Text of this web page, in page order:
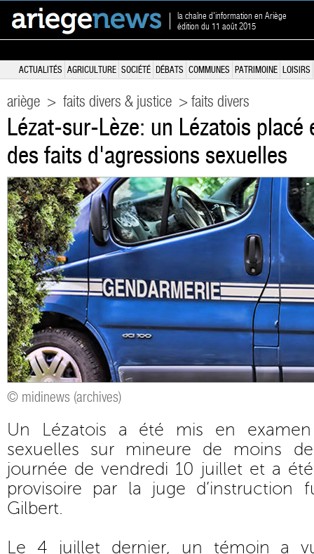
la chaîne d'information en Ariège
édition du 11 août 2015
ACTUALITÉS AGRICULTURE SOCIÉTÉ DÉBATS COMMUNES PATRIMOINE LOISIRS
ariège > faits divers & justice > faits divers
Lézat-sur-Lèze: un Lézatois
des faits d'agressions sexuelles
© midinews (archives)
Un Lézatois a été mis en
sexuelles sur mineure de moins
journée de vendredi 10 juillet et a
provisoire par la juge d’instruction
Gilbert.
Le 4 juillet dernier, un témoin a